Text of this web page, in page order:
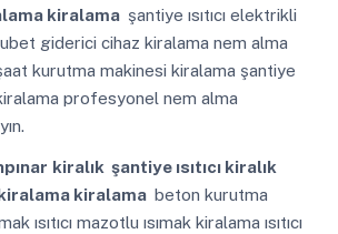
kiralama şantiye ısıtıcı elektrikli
giderici cihaz kiralama nem alma
kurutma makinesi kiralama şantiye
profesyonel nem alma
kiralık şantiye ısıtıcı kiralık
kiralama beton kurutma
ısıtıcı mazotlu ısımak kiralama ısıtıcı